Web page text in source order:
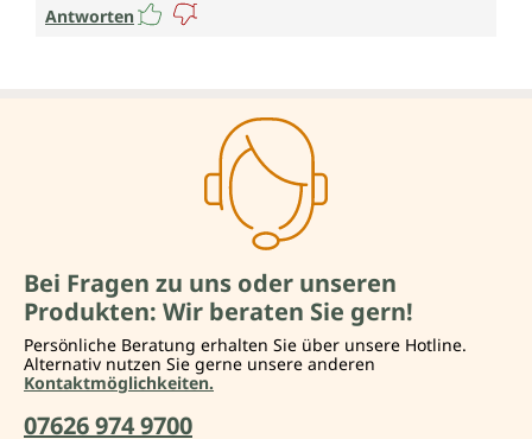
Antworten
Bei Fragen zu uns oder unseren
Produkten: Wir beraten Sie gern!
Persönliche Beratung erhalten Sie über unsere Hotline.
Alternativ nutzen Sie gerne unsere anderen
Kontaktmöglichkeiten.
07626 974 9700